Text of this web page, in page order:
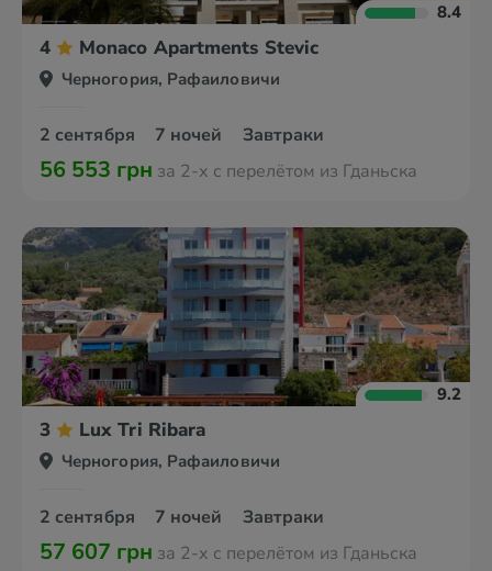
8.4
4 Monaco Apartments Stevic
Черногория, Рафаиловичи
2 сентября 7 ночей Завтраки
56 553 грн за 2-х с перелётом из Гданьска
9.2
3 Lux Tri Ribara
Черногория, Рафаиловичи
2 сентября 7 ночей Завтраки
57 607 грн за 2-х с перелётом из Гданьска